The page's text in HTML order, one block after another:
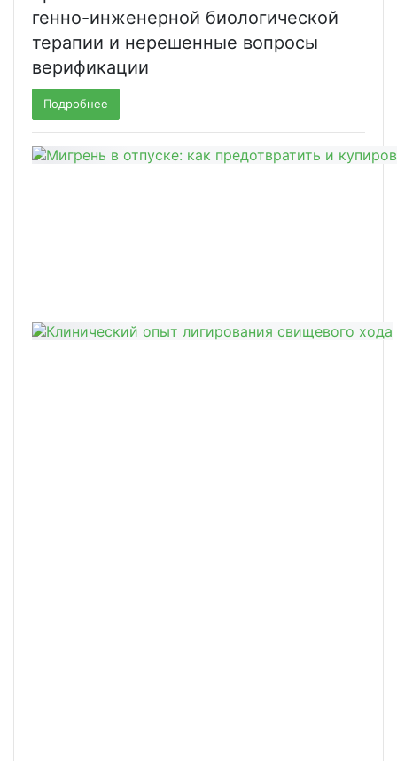
генно-инженерной биологической
терапии и нерешенные вопросы
верификации
Подробнее